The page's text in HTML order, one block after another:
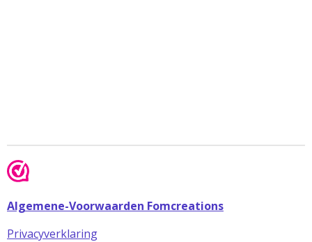
Algemene-Voorwaarden Fomcreations
Privacyverklaring